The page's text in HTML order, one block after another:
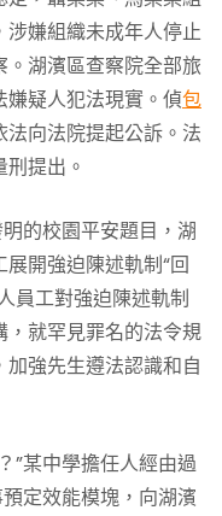
嫌組織未成年人停止
湖濱區查察院全部旅
嫌疑人犯法現實。偵包
向法院提起公訴。法
提出。
的校園平安題目，湖
開強迫陳述軌制“回
員工對強迫陳述軌制
就罕見罪名的法令規
強先生遵法認識和自
”某中學擔任人經由過
定效能模塊，向湖濱